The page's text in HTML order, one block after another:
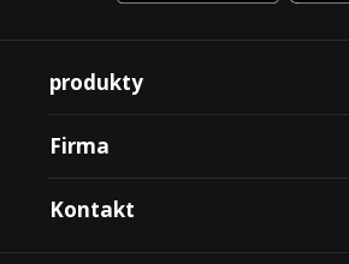
produkty
Firma
Kontakt